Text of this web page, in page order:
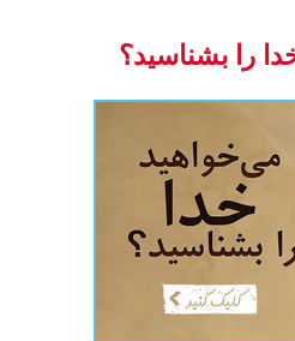
را بشناسید؟